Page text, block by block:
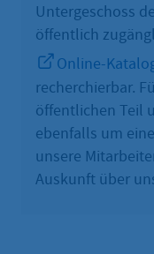
Untergeschoss
öffentlich
Online-
recherchierbar.
öffentlichen Teil
ebenfalls um
unsere
Auskunft über